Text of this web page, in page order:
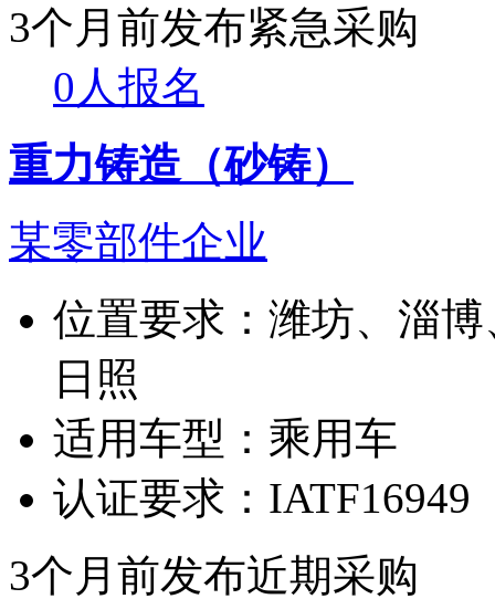
3个月前发布紧急采购
0人报名
重力铸造（砂铸）
某零部件企业
位置要求： 潍坊、淄
日照
适用车型： 乘用车
认证要求： IATF16949
3个月前发布近期采购